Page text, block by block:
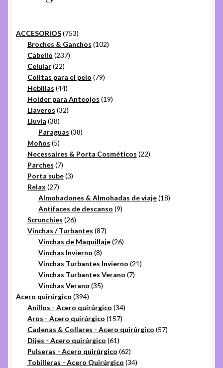
ACCESORIOS 753753
productos
Broches & Ganchos 102102
Cabello 237237
Celular 2222
productos
Colitas para el pelo 7979
Hebillas 4444
productos
Holder para Anteojos 1919
Llaveros 3232
Lluvia 3838
productos
Paraguas 3838
Moños 55
productos
Necessaires & Porta Cosméticos 2222
Parches 77
productos
Porta sube 33
Relax 2727
productos
Almohadones & Almohadas de viaje 1818
Antifaces de descanso 99
Scrunchies 2626
productos
Vinchas / Turbantes 8787
productos
Vinchas de Maquillaje 2626
Vinchas Invierno 88
productos
Vinchas Turbantes Invierno 2121
Vinchas Turbantes Verano 77
Vinchas Verano 3535
Acero quirúrgico 394394
productos
Anillos - Acero quirúrgico 3434
Aros - Acero quirúrgico 157157
productos
Cadenas & Collares - Acero quirúrgico 5757
Dijes - Acero quirúrgico 6161
productos
Pulseras - Acero quirúrgico 6262
productos
Tobilleras - Acero Quirúrgico 3434